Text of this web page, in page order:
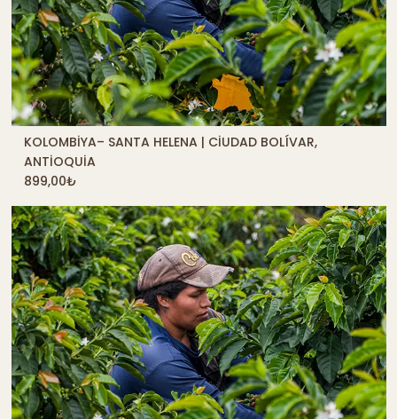
QUICK SHOP
KOLOMBIYA– SANTA HELENA | CIUDAD BOLÍVAR,
ANTIOQUIA
899,00₺